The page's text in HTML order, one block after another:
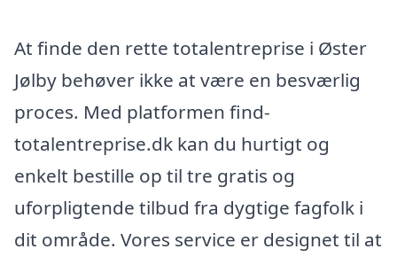
At finde den rette totalentreprise i Øster
Jølby behøver ikke at være en besværlig
proces. Med platformen find-
totalentreprise.dk kan du hurtigt og
enkelt bestille op til tre gratis og
uforpligtende tilbud fra dygtige fagfolk i
dit område. Vores service er designet til at